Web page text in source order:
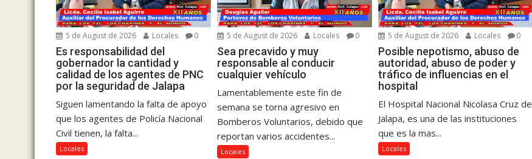
5 de August de 2026 Locales 0
Es responsabilidad del
gobernador la cantidad y
calidad de los agentes de PNC
por la seguridad de Jalapa
Siguen lamentando la falta de apoyo
que los agentes de Policía Nacional
Civil tienen, la falta...
Locales
5 de August de 2026 Locales 0
Sea precavido y muy
responsable al conducir
cualquier vehículo
Lamentablemente este fin de
semana se torna agresivo en
Bomberos Voluntarios, debido que
reportan varios accidentes...
Locales
5 de August de 2026 Locales 0
Posible nepotismo, abuso de
autoridad, abuso de poder y
tráfico de influencias en el
hospital
El Hospital Nacional Nicolasa Cruz de
Jalapa, es una de las instituciones
que es la mas...
Locales